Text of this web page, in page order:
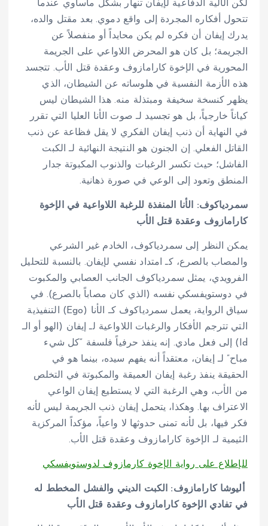
لكن الآلية الدفاعية لإيفان تنهار بشكل مأساوي عندما
تتحول أفكاره المجردة إلى واقع دموي. بعد مقتل والده،
يدرك إيفان أن فكره لم يكن محايداً أو منفصلاً عن
الجريمة؛ بل كان هو المحرض اللاواعي على الجريمة
المحورية في الإخوة كارامازوف وعقدة قتل الأب. تتجسد
هذه الأزمة النفسية في هلوساته عن الشيطان، الذي
يظهر كنسخة سخيفة ومبتذلة منه. هذا الشيطان ليس
كياناً خارجياً، بل هو تجسيد لـ صوت الأنا العليا التي تقرر
في النهاية أن ذنب إيفان الفكري لا يقل فظاعة عن ذنب
القاتل الفعلي. إن الجنون هو النتيجة النهائية لـ الكبت
الفاشل؛ حيث تكسر الرغبات والذنوب المكبوتة جدار
المنطق وتعود إلى الوعي في صورة ذهانية.
سمردياكوف: الأنا المنفذة للرغبة اللاواعية في الإخوة
كارامازوف وعقدة قتل الأب
يمكن النظر إلى سمردياكوف، الخادم غير الشرعي
والمصاب بالصرع، كـ امتداد نفسي لإيفان. بالنسبة للتحليل
الفرويدي، يمثل سمردياكوف الجانب العصابي والمكبوت
في دوستويفسكي نفسه (الذي كان مصاباً بالصرع). في
سياق الرواية، يعمل سمردياكوف كـ الأنا (Ego) التنفيذية
التي تترجم الأفكار والرغبات اللاواعية لـ إيفان (الهو أو الـ
Id) إلى فعل مادي. إنه ينفذ حرفياً فلسفة “كل شيء
مباح” لـ إيفان، معتقداً أنه يفهم سيده، بينما هو في
الحقيقة ينفذ رغبة إيفان العميقة والمكبوتة في التخلص
من الأب، وهي الرغبة التي لا يستطيع إيفان الواعي
الاعتراف بها. وهكذا، يتحمل إيفان ذنب الجريمة ليس لأنه
فكر فيها، بل لأنه تمنى حدوثها لا واعياً، مؤكداً المركزية
الثيمية لـ الإخوة كارامازوف وعقدة قتل الأب.
للإطلاع على رواية الإخوة كارمازوف لدوستويفسكي
أليوشا كارامازوف: الكبت الديني والفشل المخطط له
في تفادي الإخوة كارامازوف وعقدة قتل الأب